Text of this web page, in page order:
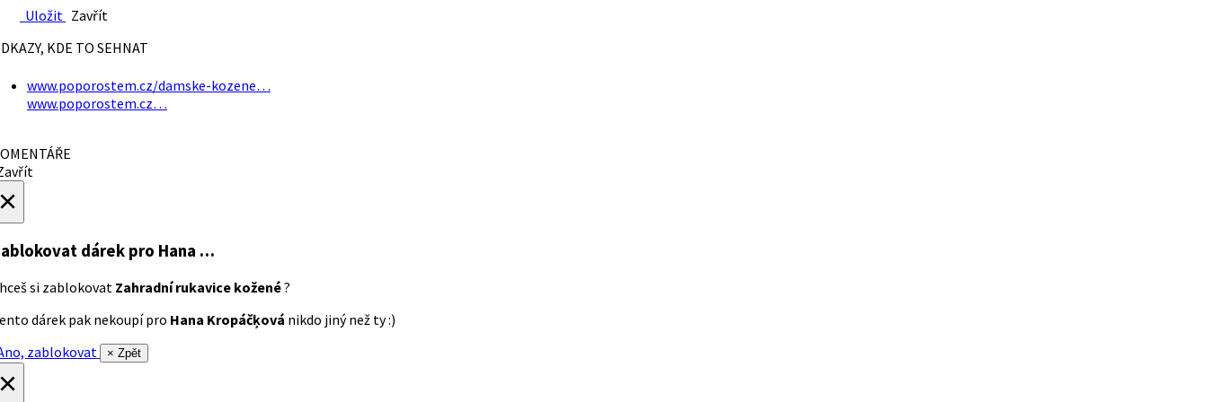
Uložit Zavřít
KDE TO SEHNAT
www.poporostem.cz/damske-kozene…
www.poporostem.cz…
dárek pro Hana …
si zablokovat Zahradní rukavice kožené?
dárek pak nekoupí pro Hana Kropáčķová nikdo jiný než ty :)
zablokovat
× Zpět